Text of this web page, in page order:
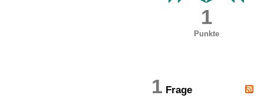
1
Punkte
1 Frage